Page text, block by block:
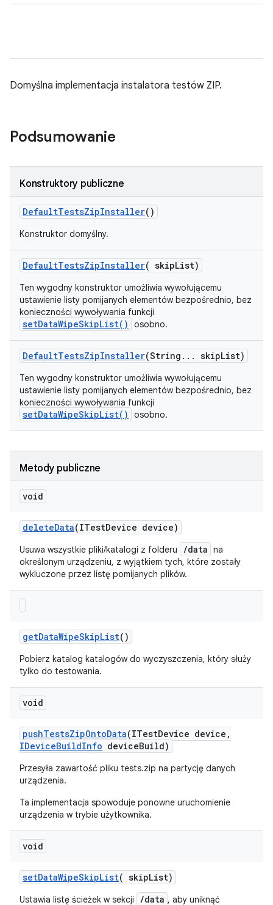
Domyślna implementacja instalatora testów ZIP.
Podsumowanie
Konstruktory publiczne
DefaultTestsZipInstaller()
Konstruktor domyślny.
DefaultTestsZipInstaller( skipList)
Ten wygodny konstruktor umożliwia wywołującemu
ustawienie listy pomijanych elementów bezpośrednio, bez
konieczności wywoływania funkcji
setDataWipeSkipList( ) osobno.
DefaultTestsZipInstaller(String . . . skipList)
Ten wygodny konstruktor umożliwia wywołującemu
ustawienie listy pomijanych elementów bezpośrednio, bez
konieczności wywoływania funkcji
setDataWipeSkipList( ) osobno.
Metody publiczne
void
deleteData(ITestDevice device)
Usuwa wszystkie pliki/katalogi z folderu /data na
określonym urządzeniu, z wyjątkiem tych, które zostały
wykluczone przez listę pomijanych plików.
getDataWipeSkipList()
Pobierz katalog katalogów do wyczyszczenia, który służy
tylko do testowania.
void
pushTestsZipOntoData(ITestDevice device ,
IDeviceBuildInfo deviceBuild)
Przesyła zawartość pliku tests.zip na partycję danych
urządzenia.
Ta implementacja spowoduje ponowne uruchomienie
urządzenia w trybie użytkownika.
void
setDataWipeSkipList( skipList)
Ustawia listę ścieżek w sekcji /data , aby uniknąć